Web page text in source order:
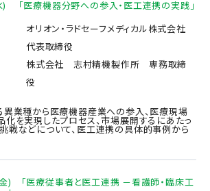
「医療機器分野への参入・医工連携の実践」
オリオン・ラドセーフメディカル株式会社
代表取締役
株式会社 志村精機製作所 専務取締
役
異業種から医療機器産業への参入、医療現場
化を実現したプロセス、市場展開するにあたっ
戦などについて、医工連携の具体的事例から
) 「医療従事者と医工連携 －看護師・臨床工